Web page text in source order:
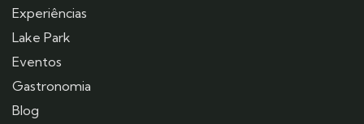
Experiências
Lake Park
Eventos
Gastronomia
Blog